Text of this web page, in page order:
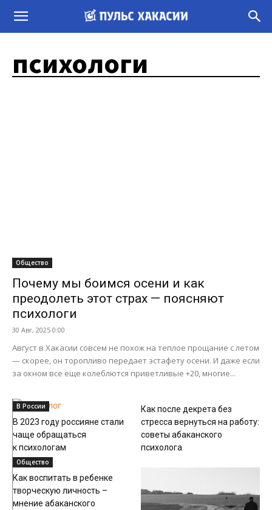
психологи
Общество
Почему мы боимся осени и как
преодолеть этот страх — поясняют
психологи
30 Авг, 2025 0:00
Август в Хакасии совсем не похож на теплое прощание с летом
— скорее, он торопливо передает эстафету осени. И даже если
за окном все еще колеблются приветливые +20, многие...
В России
В 2023 году россияне стали
чаще обращаться
к психологам
Как после декрета без
стресса вернуться на работу:
советы абаканского
психолога
Общество
Как воспитать в ребенке
творческую личность –
мнение абаканского